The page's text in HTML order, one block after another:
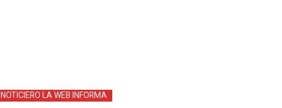
NOTICIERO LA WEB INFORMA